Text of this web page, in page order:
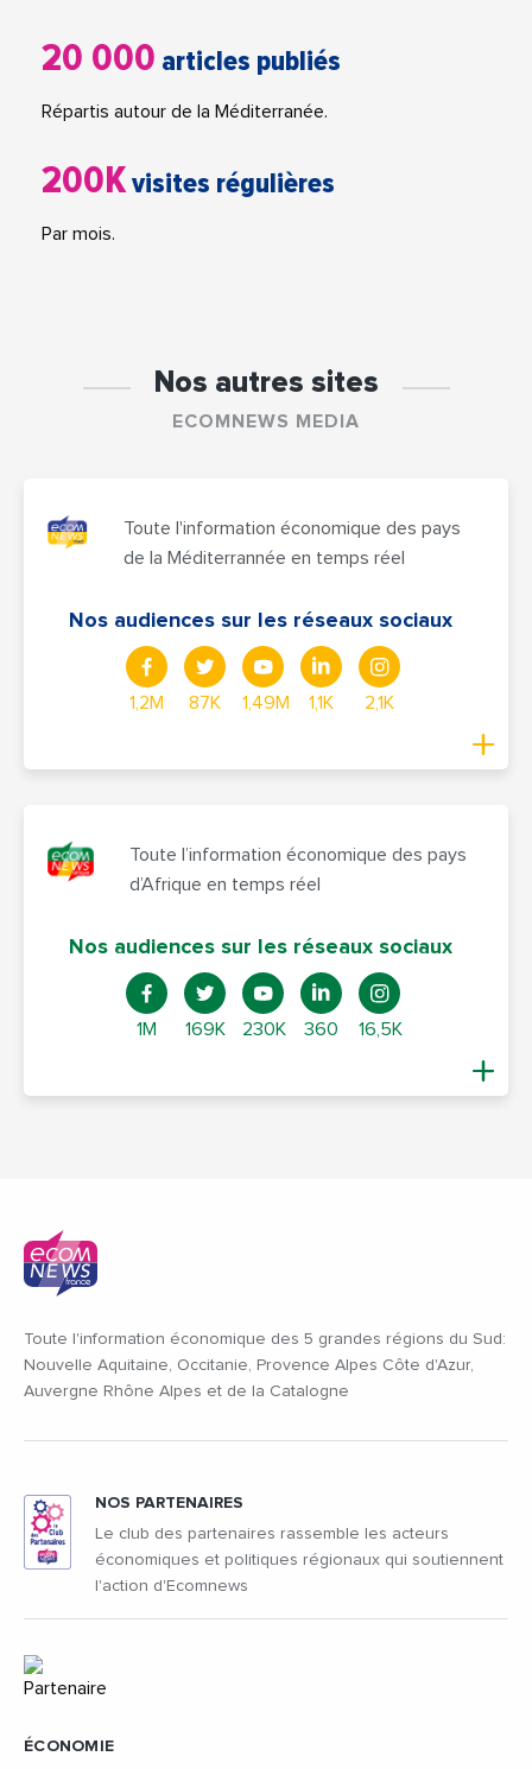
20 000 articles publiés
Répartis autour de la Méditerranée.
200Kvisites régulières
Par mois.
Nos autres sites
ECOMNEWS MEDIA
Toute l'information économique des pays
de la Méditerrannée en temps réel
Nos audiences sur les réseaux sociaux
1,2M 87K 1,49M 1,1K 2,1K
Toute l’information économique des pays
d’Afrique en temps réel
Nos audiences sur les réseaux sociaux
1M 169K 230K 360 16,5K
Toute l'information économique des 5 grandes régions du Sud:
Nouvelle Aquitaine, Occitanie, Provence Alpes Côte d'Azur,
Auvergne Rhône Alpes et de la Catalogne
ÉCONOMIE
NOS PARTENAIRES
Le club des partenaires rassemble les acteurs
économiques et politiques régionaux qui soutiennent
l'action d'Ecomnews